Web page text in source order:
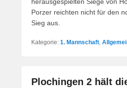
Porzer reichten nicht für den
Sieg aus.
Kategorie: 1. Mannschaft,
Plochingen 2 hält